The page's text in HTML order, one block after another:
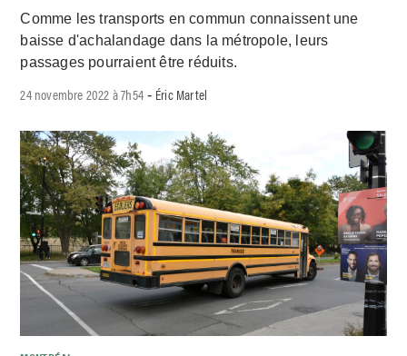
Comme les transports en commun connaissent une
baisse d'achalandage dans la métropole, leurs
passages pourraient être réduits.
24 novembre 2022 à 7h54 - Éric Martel